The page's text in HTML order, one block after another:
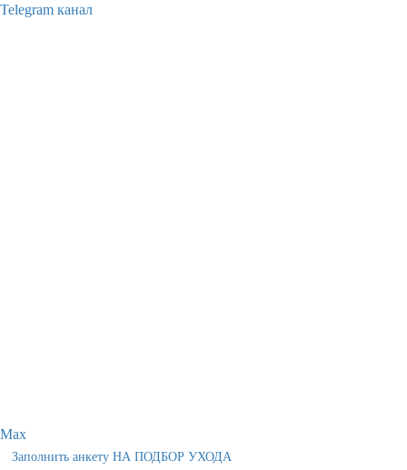
Telegram канал
Max
Заполнить анкету НА ПОДБОР УХОДА